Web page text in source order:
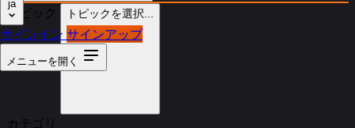
ja
サインイン サインアップ
メニューを開く
トピック
トピックを選択...
カテゴリ